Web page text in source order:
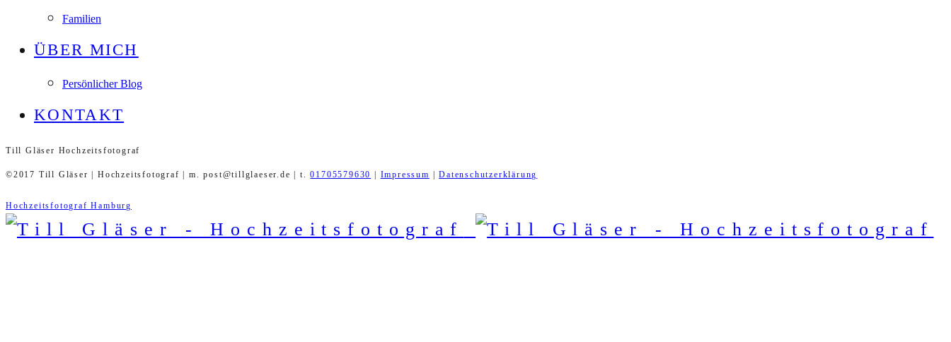
Familien
ÜBER MICH
Persönlicher Blog
KONTAKT
Till Gläser Hochzeitsfotograf
©2017 Till Gläser | Hochzeitsfotograf | m. post@tillglaeser.de | t.01705579630 | Impressum |Datenschutzerklärung
Hochzeitsfotograf Hamburg